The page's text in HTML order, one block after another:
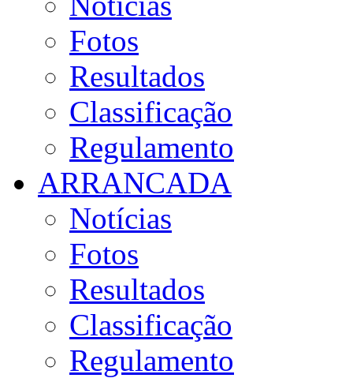
Fotos
Resultados
Classificação
Regulamento
ARRANCADA
Notícias
Fotos
Resultados
Classificação
Regulamento